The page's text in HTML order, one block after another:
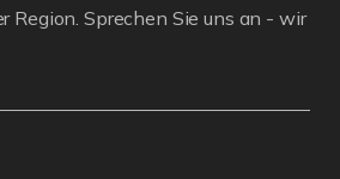
Region. Sprechen Sie uns an - wir